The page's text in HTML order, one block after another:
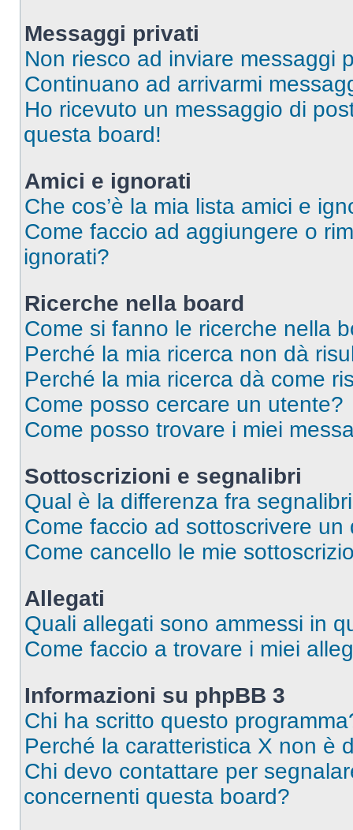
Messaggi privati
Non riesco ad inviare messaggi
Continuano ad arrivarmi
Ho ricevuto un messaggio di
questa board!
Amici e ignorati
Che cos’è la mia lista amici e
Come faccio ad aggiungere o
ignorati?
Ricerche nella board
Come si fanno le ricerche nella
Perché la mia ricerca non dà
Perché la mia ricerca dà come
Come posso cercare un utente?
Come posso trovare i miei
Sottoscrizioni e segnalibri
Qual è la differenza fra
Come faccio ad sottoscrivere
Come cancello le mie
Allegati
Quali allegati sono ammessi in
Come faccio a trovare i miei
Informazioni su phpBB 3
Chi ha scritto questo
Perché la caratteristica X non è
Chi devo contattare per
concernenti questa board?